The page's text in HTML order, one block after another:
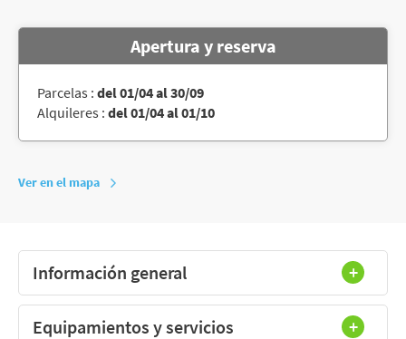
Apertura y reserva
Parcelas : del 01/04 al 30/09
Alquileres : del 01/04 al 01/10
Ver en el mapa
Información general
Equipamientos y servicios